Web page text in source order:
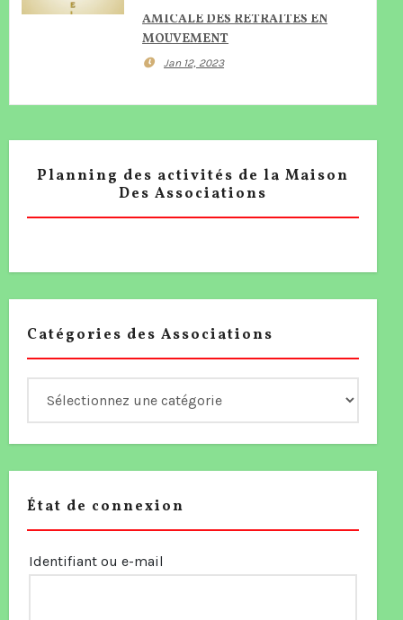
AMICALE DES RETRAITES EN
MOUVEMENT
Jan 12, 2023
Planning des activités de la Maison
Des Associations
Catégories des Associations
État de connexion
Identifiant ou e-mail